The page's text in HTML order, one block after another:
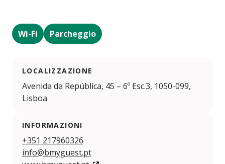
Wi-Fi Parcheggio
LOCALIZZAZIONE
Avenida da República, 45 – 6º Esc.3, 1050-099,
Lisboa
INFORMAZIONI
+351 217960326
info@bmyguest.pt